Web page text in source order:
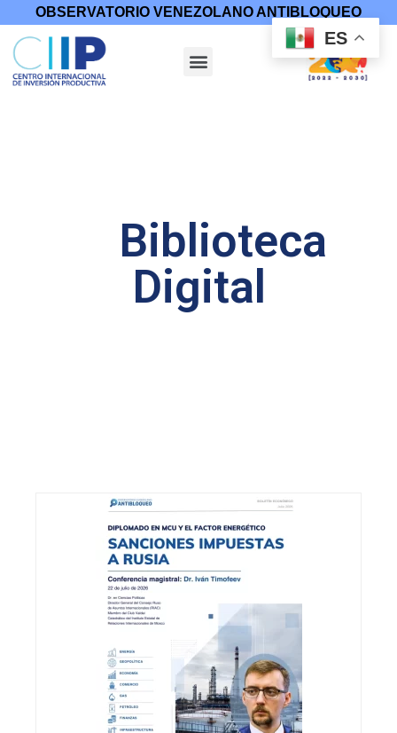
OBSERVATORIO VENEZOLANO ANTIBLOQUEO
Biblioteca
Digital
ES